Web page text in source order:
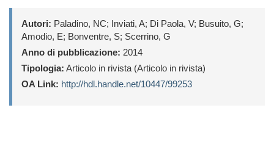
Autori: Paladino, NC; Inviati, A; Di Paola, V; Busuito, G;
Amodio, E; Bonventre, S; Scerrino, G
Anno di pubblicazione: 2014
Tipologia: Articolo in rivista (Articolo in rivista)
OA Link: http://hdl.handle.net/10447/99253